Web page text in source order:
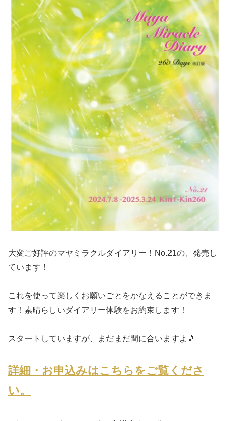
大変ご好評のマヤミラクルダイアリー！No.21の、発売し
ています！
これを使って楽しくお願いごとをかなえることができま
す！素晴らしいダイアリー体験をお約束します！
スタートしていますが、まだまだ間に合いますよ🎵
詳細・お申込みはこちらをご覧くださ
い。